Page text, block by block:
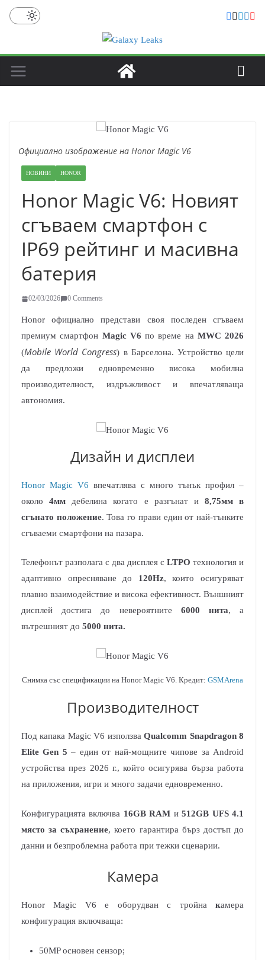
Skip
Официално изображение на Honor Magic V6
НОВИНИ HONOR
Honor Magic V6: Новият
сгъваем смартфон с
IP69 рейтинг и масивна
батерия
02/03/2026 0 Comments
Honor официално представи своя последен сгъваем
премиум смартфон Magic V6 по време на MWC 2026
(Mobile World Congress) в Барселона. Устройство цели
да предложи едновременно висока мобилна
производителност, издръжливост и впечатляваща
автономия.
Дизайн и дисплеи
Honor Magic V6 впечатлява с много тънък профил –
около4мм дебелина когато е разгънат и 8,75мм в
сгънато положение. Това го прави един от най-тънките
сгъваеми смартфони на пазара.
Телефонът разполага с два дисплея с LTPO технология и
адаптивно опресняване до 120Hz, които осигуряват
плавно взаимодействие и висока ефективност. Външният
дисплей достига до невероятните 6000 нита, а
вътрешният до 5000 нита.
Снимка със спецификации на Honor Magic V6. Кредит: GSMArena
Производителност
Под капака Magic V6 използваQualcomm Snapdragon 8
Elite Gen 5 – един от най-мощните чипове за Android
устройства през 2026 г., който осигурява бърза работа
на приложения, игри и много задачи едновременно.
Конфигурацията включва 16GB RAM и512GB UFS 4.1
място за съхранение, което гарантира бърз достъп до
данни и безпроблемна работа при тежки сценарии.
Камера
Honor Magic V6 е оборудван с тройна камера
конфигурация включваща:
50MP основен сензор;